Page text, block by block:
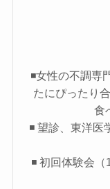
◾️女性の不調
たにぴったり
食
◾️ 望診、東洋
◾️ 初回体験会